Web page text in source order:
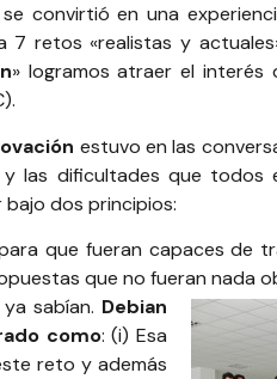
convirtió en una
7 retos «realistas y
» logramos atraer el interés
).
estuvo en las
las dificultades que todos
dos principios:
que fueran capaces de
que no fueran nada
sabían. Debian
como: (i) Esa
reto y además